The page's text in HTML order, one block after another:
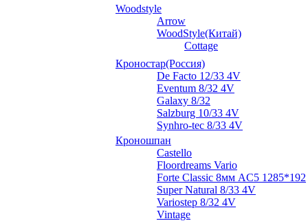
Woodstyle
Arrow
WoodStyle(Китай)
Cottage
Кроностар(Россия)
De Facto 12/33 4V
Eventum 8/32 4V
Galaxy 8/32
Salzburg 10/33 4V
Synhro-tec 8/33 4V
Кроношпан
Castello
Floordreams Vario
Forte Classic 8мм AC5 1285*192
Super Natural 8/33 4V
Variostep 8/32 4V
Vintage